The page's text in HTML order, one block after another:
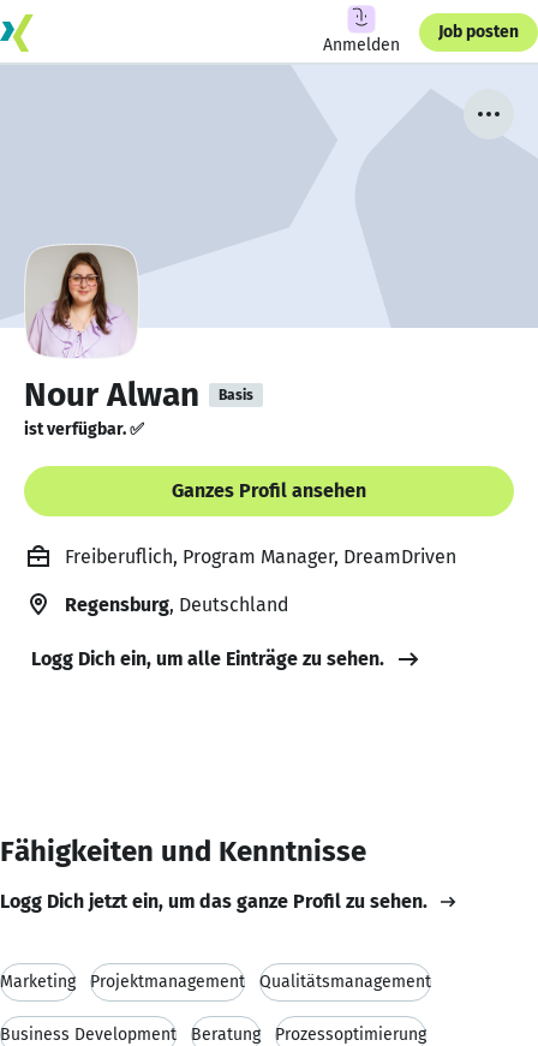
Anmelden
Job posten
Nour Alwan Basis
ist verfügbar. ✅
Ganzes Profil ansehen
Freiberuflich, Program Manager, DreamDriven
Regensburg, Deutschland
Logg Dich ein, um alle Einträge zu sehen.
Fähigkeiten und Kenntnisse
Logg Dich jetzt ein, um das ganze Profil zu sehen.
Marketing Projektmanagement Qualitätsmanagement
Business Development Beratung Prozessoptimierung